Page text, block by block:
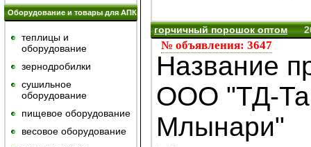
Оборудование и товары для АПК
теплицы и
оборудование
зернодробилки
сушильное
оборудование
пищевое оборудование
весовое оборудование
№ объявления: 3647
горчичный порошок оптом
Название
ООО "ТД-
Млынари"